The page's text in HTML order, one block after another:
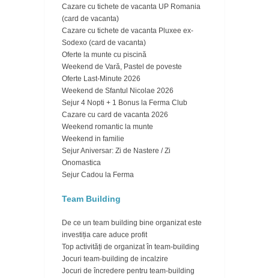
Cazare cu tichete de vacanta UP Romania
(card de vacanta)
Cazare cu tichete de vacanta Pluxee ex-
Sodexo (card de vacanta)
Oferte la munte cu piscină
Weekend de Vară, Pastel de poveste
Oferte Last-Minute 2026
Weekend de Sfantul Nicolae 2026
Sejur 4 Nopti + 1 Bonus la Ferma Club
Cazare cu card de vacanta 2026
Weekend romantic la munte
Weekend in familie
Sejur Aniversar: Zi de Nastere / Zi
Onomastica
Sejur Cadou la Ferma
Team Building
De ce un team building bine organizat este
investiția care aduce profit
Top activități de organizat în team-building
Jocuri team-building de incalzire
Jocuri de încredere pentru team-building